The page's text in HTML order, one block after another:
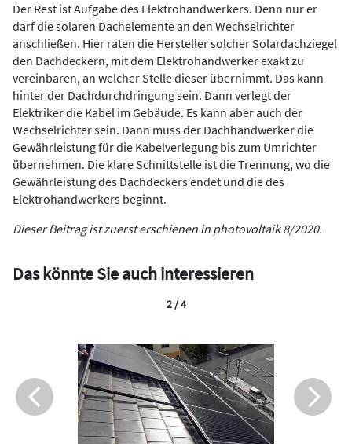
Der Rest ist Aufgabe des Elektrohandwerkers. Denn nur er
darf die solaren Dachelemente an den Wechselrichter
anschließen. Hier raten die Hersteller solcher Solardachziegel
den Dachdeckern, mit dem Elektrohandwerker exakt zu
vereinbaren, an welcher Stelle dieser übernimmt. Das kann
hinter der Dachdurchdringung sein. Dann verlegt der
Elektriker die Kabel im Gebäude. Es kann aber auch der
Wechselrichter sein. Dann muss der Dachhandwerker die
Gewährleistung für die Kabelverlegung bis zum Umrichter
übernehmen. Die klare Schnittstelle ist die Trennung, wo die
Gewährleistung des Dachdeckers endet und die des
Elektrohandwerkers ­beginnt.
Dieser Beitrag ist zuerst erschienen in photovoltaik 8/2020.
Das könnte Sie auch interessieren
2 / 4